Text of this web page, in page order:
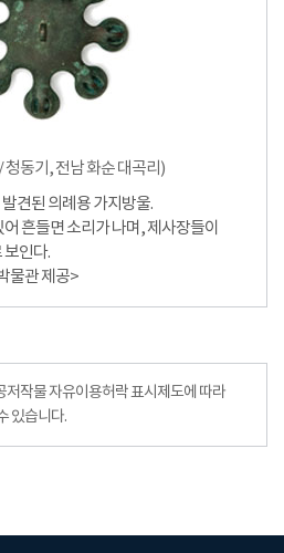
/ 청동기, 전남 화순 대곡리)
견된 의례용 가지방울.
흔들면 소리가 나며, 제사장들이
보인다.
물관 제공>
저작물 자유이용허락 표시제도에 따라
있습니다.